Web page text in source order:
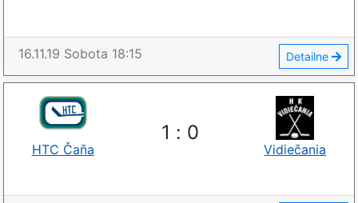
16.11.19 Sobota 18:15 Detailne
1 : 0
HTC Čaňa Vidiečania